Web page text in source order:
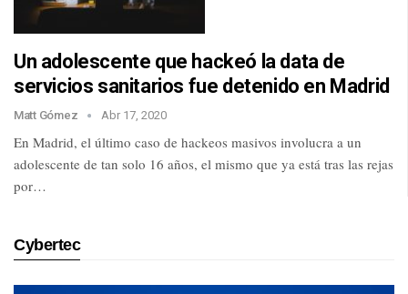
Un adolescente que hackeó la data de
servicios sanitarios fue detenido en Madrid
Matt Gómez Abr 17, 2020
En Madrid, el último caso de hackeos masivos involucra a un
adolescente de tan solo 16 años, el mismo que ya está tras las rejas
por…
Cybertec